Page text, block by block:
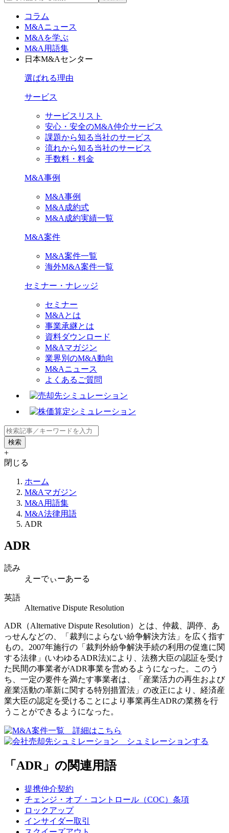
コラム
M&Aニュース
M&Aを学ぶ
M&A用語集
日本M&Aセンター
選ばれる理由
サービス
サービスリスト
安心・安全のM&A仲介サービス
課題から知る当社のサービス
流れから知る当社のサービス
手数料・料金
M&A事例
M&A事例
M&A成約式
M&A成約実績一覧
M&A案件
M&A案件一覧
海外M&A案件一覧
セミナー・ナレッジ
セミナー
M&Aとは
事業承継とは
資料ダウンロード
M&Aマガジン
業界別のM&A動向
M&Aニュース
よくあるご質問
+
閉じる
ホーム
M&Aマガジン
M&A用語集
M&A法律用語
ADR
ADR
読み
えーでぃーあーる
英語
Alternative Dispute Resolution
ADR（Alternative Dispute Resolution）とは、仲裁、調停、あ
っせんなどの、「裁判によらない紛争解決方法」を広く指す
もの。2007年施行の「裁判外紛争解決手続の利用の促進に関
する法律」(いわゆるADR法)により、法務大臣の認証を受け
た民間の事業者がADR事業を営めるようになった。このう
ち、一定の要件を満たす事業者は、「産業活力の再生および
産業活動の革新に関する特別措置法」の改正により、経済産
業大臣の認定を受けることにより事業再生ADRの業務を行
うことができるようになった。
「ADR」の関連用語
提携仲介契約
チェンジ・オブ・コントロール（COC）条項
ロックアップ
インサイダー取引